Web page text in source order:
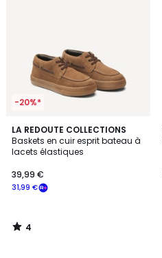
-20%*
LA REDOUTE COLLECTIONS
Baskets en cuir esprit bateau à
lacets élastiques
31,99 €
39,99 €
4
/
5
4
/